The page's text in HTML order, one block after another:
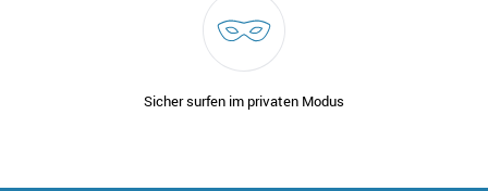
Sicher surfen im privaten Modus